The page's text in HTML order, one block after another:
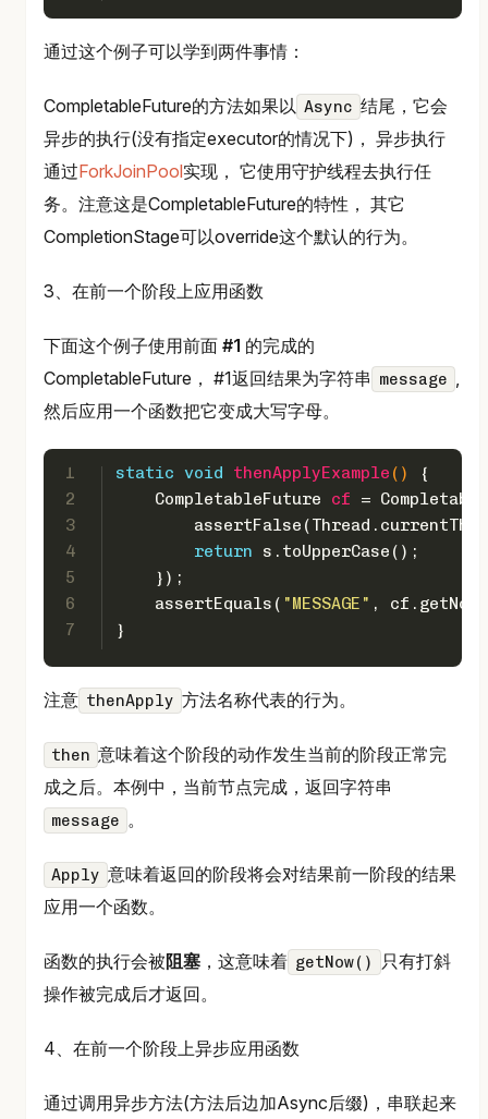
通过这个例子可以学到两件事情：
CompletableFuture的方法如果以 Async 结尾，它会
异步的执行(没有指定executor的情况下)， 异步执行
通过ForkJoinPool实现， 它使用守护线程去执行任
务。注意这是CompletableFuture的特性， 其它
CompletionStage可以override这个默认的行为。
3、在前一个阶段上应用函数
下面这个例子使用前面 #1 的完成的
CompletableFuture， #1返回结果为字符串 message
然后应用一个函数把它变成大写字母。
1
2
3
4
5
6
7
static void thenApplyExample ()
{
CompletableFuture
cf =
return s.toUpperCase();
    });
    assertEquals(
"MESSAGE" , cf.getNow(
}
注意 thenApply 方法名称代表的行为。
then 意味着这个阶段的动作发生当前的阶段正常完
成之后。本例中，当前节点完成，返回字符串
message 。
Apply 意味着返回的阶段将会对结果前一阶段的结果
应用一个函数。
函数的执行会被阻塞 ，这意味着 getNow()
只有打斜
操作被完成后才返回。
4、在前一个阶段上异步应用函数
通过调用异步方法(方法后边加Async后缀)，串联起来